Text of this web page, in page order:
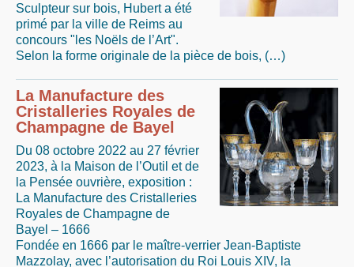
Sculpteur sur bois, Hubert a été
primé par la ville de Reims au
concours "les Noëls de l’Art".
Selon la forme originale de la pièce de bois, (…)
La Manufacture des
Cristalleries Royales de
Champagne de Bayel
Du 08 octobre 2022 au 27 février
2023, à la Maison de l’Outil et de
la Pensée ouvrière, exposition :
La Manufacture des Cristalleries
Royales de Champagne de
Bayel – 1666
Fondée en 1666 par le maître-verrier Jean-Baptiste
Mazzolay, avec l’autorisation du Roi Louis XIV, la